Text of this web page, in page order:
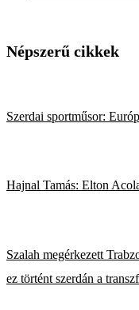
Népszerű cikkek
Szerdai sportműsor:
Hajnal Tamás: Elton
Szalah megérkezett
ez történt szerdán a